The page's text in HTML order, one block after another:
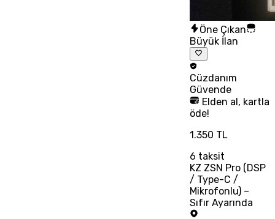
Öne Çıkan
Büyük İlan
Cüzdanım
Güvende
Elden al, kartla
öde!
1.350 TL
6 taksit
KZ ZSN Pro (DSP
/ Type-C /
Mikrofonlu) –
Sıfır Ayarında